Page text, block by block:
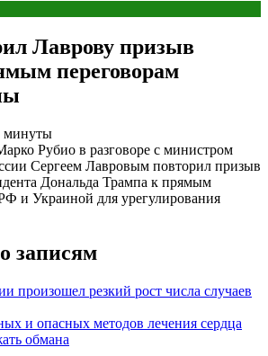
Лаврову призыв
переговорам
минуты
Рубио в разговоре с министром
Сергеем Лавровым повторил призыв
Дональда Трампа к прямым
и Украиной для урегулирования
записям
произошел резкий рост числа случаев
и опасных методов лечения сердца
обмана